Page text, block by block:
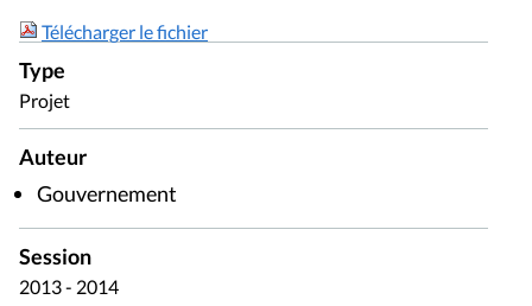
Télécharger le fichier
Type
Projet
Auteur
Gouvernement
Session
2013 - 2014